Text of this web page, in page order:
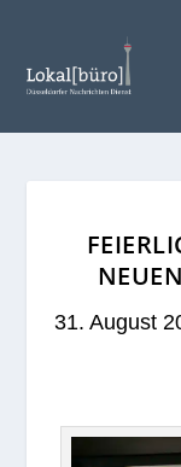
EUEN
31. August